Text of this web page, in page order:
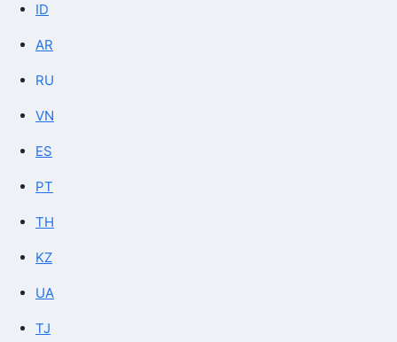
ID
AR
RU
VN
ES
PT
TH
KZ
UA
TJ